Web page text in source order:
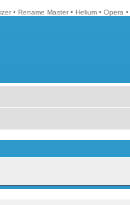
• Rename Master • Helium • Opera •